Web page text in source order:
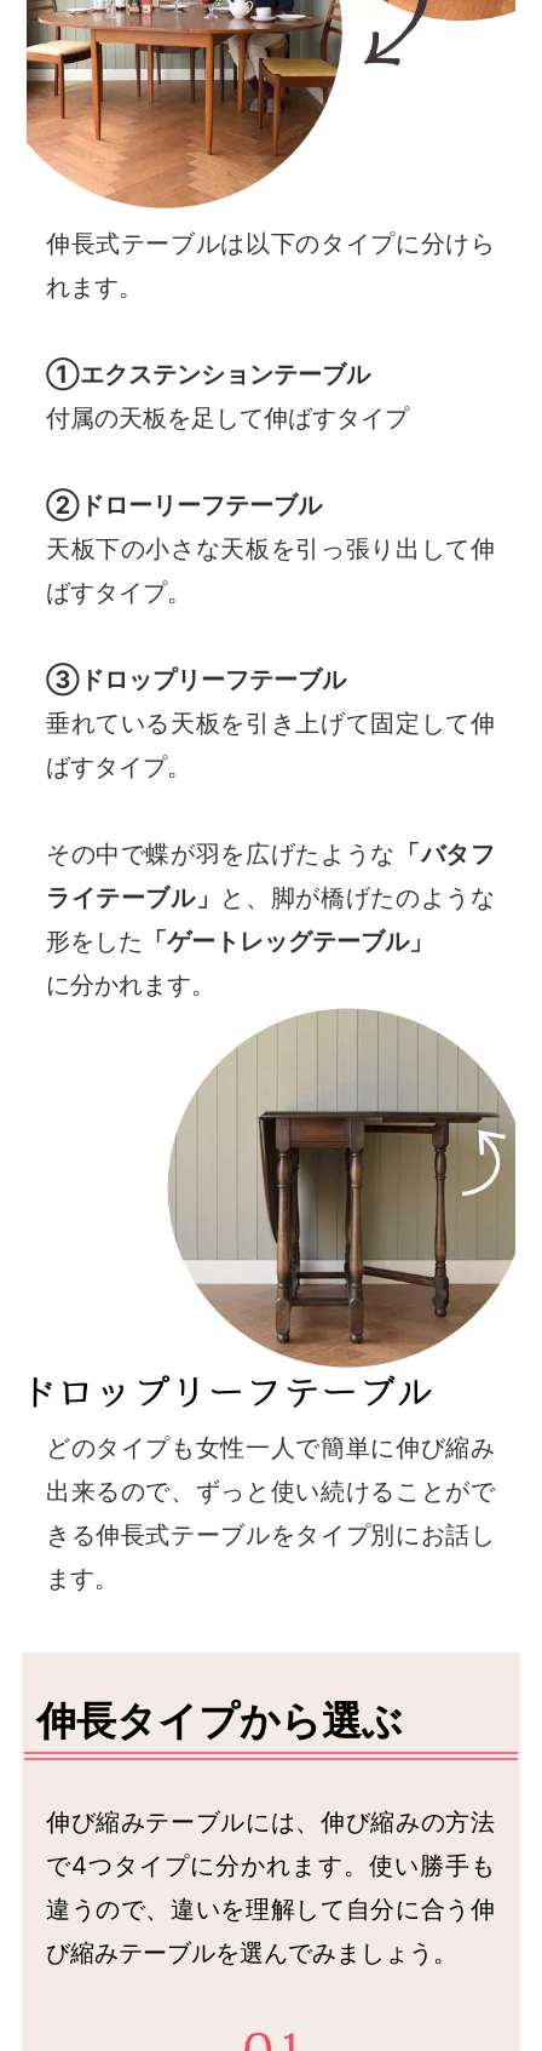
伸長式テーブルは以下のタイプに分けら
れます。
①エクステンションテーブル
付属の天板を足して伸ばすタイプ
②ドローリーフテーブル
天板下の小さな天板を引っ張り出して伸
ばすタイプ。
③ドロップリーフテーブル
垂れている天板を引き上げて固定して伸
ばすタイプ。
その中で蝶が羽を広げたような 「バタフ
ライテーブル」 と、脚が橋げたのような
形をした 「ゲートレッグテーブル」
に分かれます。
どのタイプも女性一人で簡単に伸び縮み
出来るので、ずっと使い続けることがで
きる伸長式テーブルをタイプ別にお話し
ます。
伸長タイプから選ぶ
伸び縮みテーブルには、伸び縮みの方法
で4つタイプに分かれます。使い勝手も
違うので、違いを理解して自分に合う伸
び縮みテーブルを選んでみましょう。